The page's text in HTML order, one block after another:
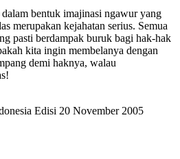
bentuk imajinasi ngawur yang
merupakan kejahatan serius. Semua
pasti berdampak buruk bagi hak-hak
kita ingin membelanya dengan
demi haknya, walau
Edisi 20 November 2005